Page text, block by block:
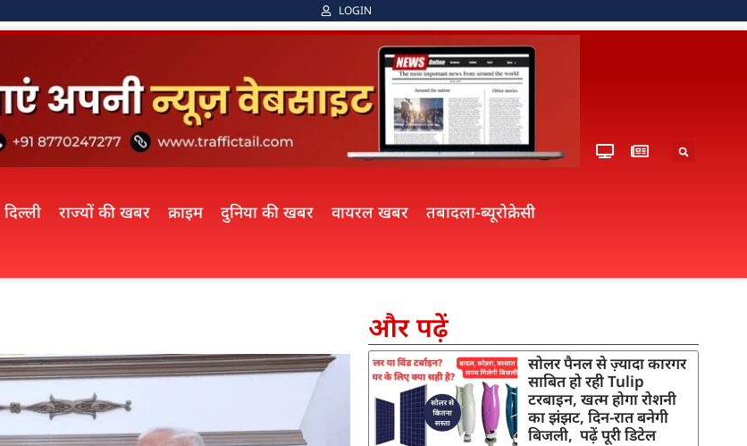
LOGIN
दिल्ली राज्यों की खबर क्राइम दुनिया की खबर वायरल खबर
तबादला-ब्यूरोक्रेसी
और पढ़ें
सोलर पैनल से ज़्यादा कारगर
साबित हो रही Tulip
टरबाइन, खत्म होगा रोशनी
का झंझट, दिन-रात बनेगी
बिजली, पढ़ें पूरी डिटेल